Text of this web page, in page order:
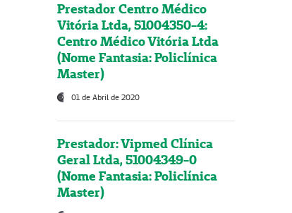
Prestador Centro Médico
Vitória Ltda, 51004350-4:
Centro Médico Vitória Ltda
(Nome Fantasia: Policlínica
Master)
01 de Abril de 2020
Prestador: Vipmed Clínica
Geral Ltda, 51004349-0
(Nome Fantasia: Policlínica
Master)